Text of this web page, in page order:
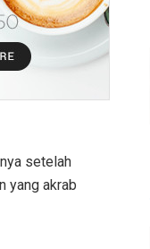
setelah
yang akrab